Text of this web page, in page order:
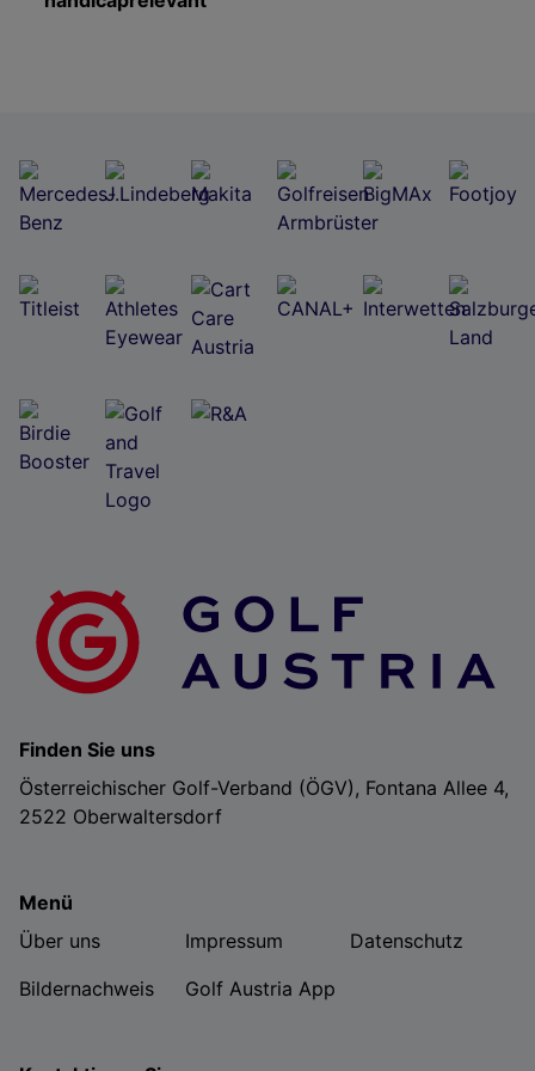
Finden Sie uns
Österreichischer Golf-Verband (ÖGV), Fontana Allee 4,
2522 Oberwaltersdorf
Menü
Über uns
Impressum
Datenschutz
Bildernachweis
Golf Austria App
und Verbesserung von Angeboten.
Liste der Partner (Lieferanten)